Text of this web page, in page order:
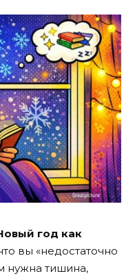
год как
вы «недостаточно
нужна тишина,